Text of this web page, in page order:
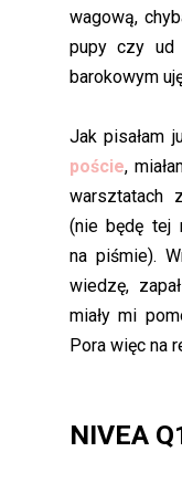
wagową,
pupy czy ud
barokowym
Jak pisałam
poście,
warsztatach
(nie będę tej
na piśmie).
wiedzę,
miały mi
Pora więc na
NIVEA